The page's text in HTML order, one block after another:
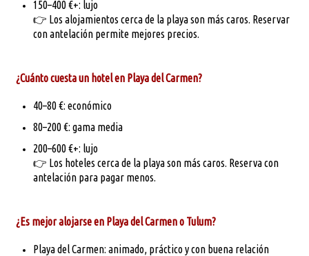
150–400 €+: lujo
👉 Los alojamientos cerca de la playa son más caros. Reservar
con antelación permite mejores precios.
¿Cuánto cuesta un hotel en Playa del Carmen?
40–80 €: económico
80–200 €: gama media
200–600 €+: lujo
👉 Los hoteles cerca de la playa son más caros. Reserva con
antelación para pagar menos.
¿Es mejor alojarse en Playa del Carmen o Tulum?
Playa del Carmen: animado, práctico y con buena relación